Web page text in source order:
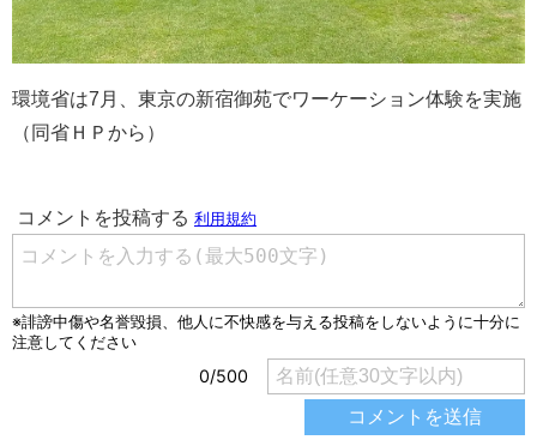
環境省は7月、東京の新宿御苑でワーケーション体験を実施
（同省ＨＰから）